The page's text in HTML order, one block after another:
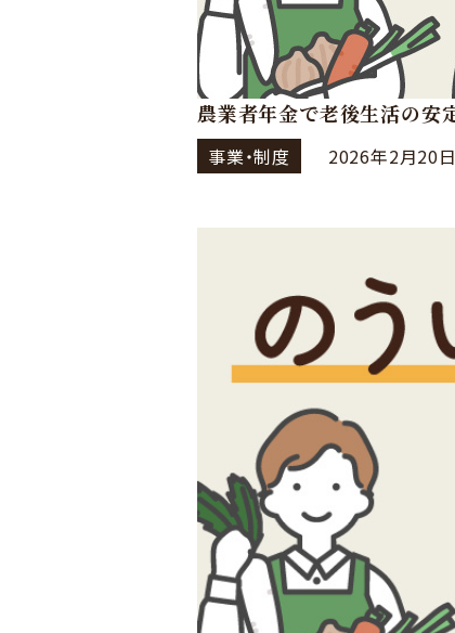
農業者年金で老後生活の安
事業・制度 2026年2月20日